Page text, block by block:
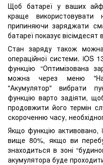
Щоб батареї у ваших
краще використовувати
припиняючи заряджати
батареї показує вісімдесят
Стан заряду також
операційної системи. iOS
функцію “Оптимізована
можна через меню
"Акумулятор" вибрати
функцію варто задіяти,
продовжити його термін
скороченню часу,
Якщо функцію активовано,
вище 80%, якщо ви
знаходиться в зоні
акумулятора буде